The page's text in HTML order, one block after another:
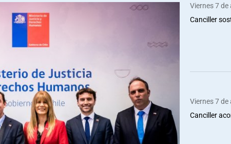
Viernes 7
Canciller
Viernes 7
Canciller